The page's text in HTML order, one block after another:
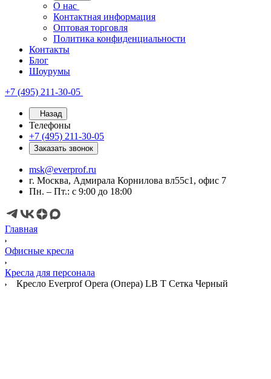
О нас
Контактная информация
Оптовая торговля
Политика конфиденциальности
Контакты
Блог
Шоурумы
+7 (495) 211-30-05
Назад
Телефоны
+7 (495) 211-30-05
Заказать звонок
msk@everprof.ru
г. Москва, Адмирала Корнилова вл55с1, офис 7
Пн. – Пт.: с 9:00 до 18:00
Главная
Офисные кресла
Кресла для персонала
Кресло Everprof Opera (Опера) LB T Сетка Черный